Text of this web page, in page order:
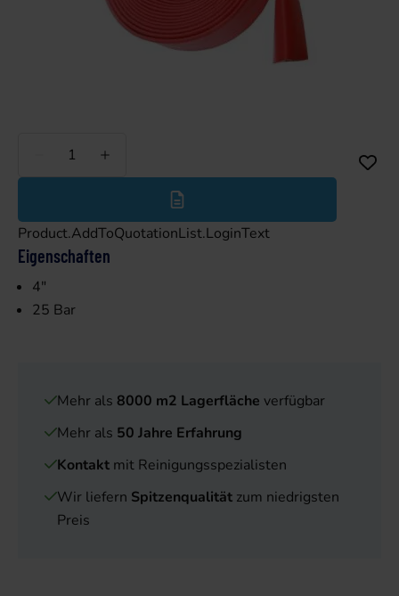
Weniger
Product.AddToQuotationList.LoginText
Eigenschaften
4"
25 Bar
Mehr als 8000 m2 Lagerfläche verfügbar
Mehr als 50 Jahre Erfahrung
Kontakt mit Reinigungsspezialisten
Wir liefern Spitzenqualität zum niedrigsten
Preis